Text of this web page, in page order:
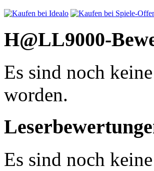
H@LL9000-
Es sind noch
worden.
Es sind noch